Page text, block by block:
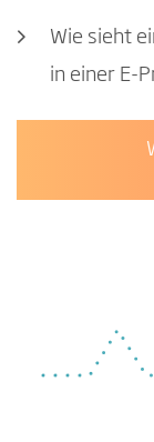
Wie sieht
in einer E-